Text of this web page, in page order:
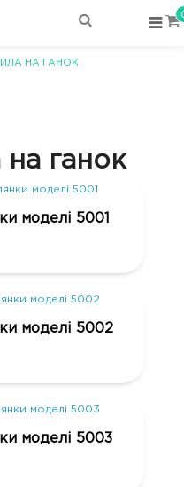
НА ГАНОК
на ганок
моделі 5001
моделі 5002
моделі 5003